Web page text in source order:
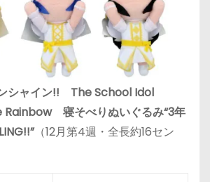
シャイン!! The School Idol
寝そべりぬいぐるみ“3年
（12月第4週・全長約16セン